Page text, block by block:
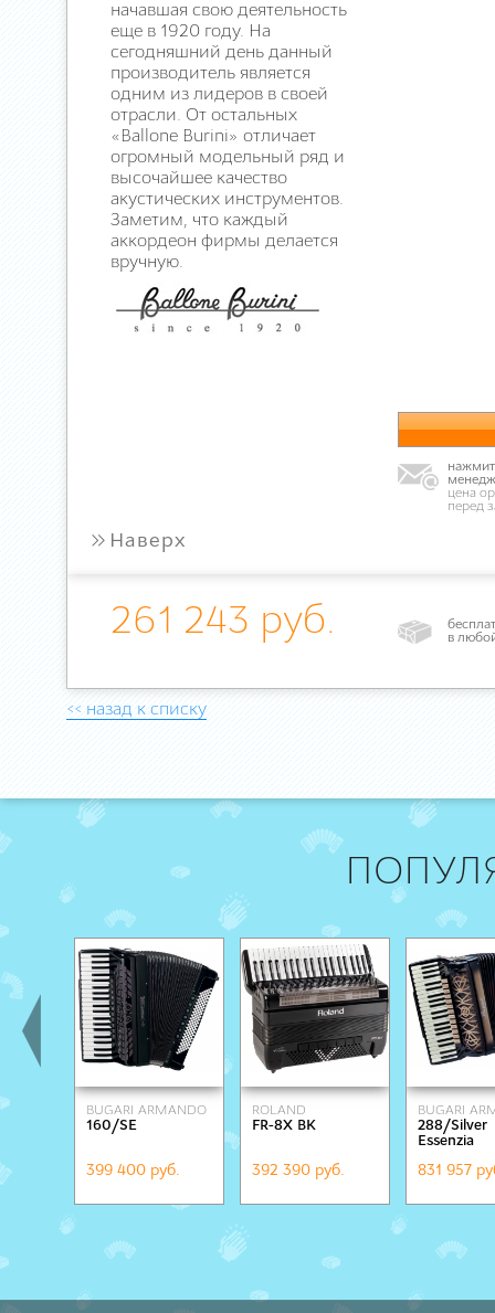
начавшая свою деятельность
еще в 1920 году. На
сегодняшний день данный
производитель является
одним из лидеров в своей
отрасли. От остальных
«Ballone Burini» отличает
огромный модельный ряд и
высочайшее качество
акустических инструментов.
Заметим, что каждый
аккордеон фирмы делается
вручную.
цена
перед
» Наверх
261 243 руб.
в
<< назад к списку
BUGARI ARMANDO
160/SE
399 400 руб.
ROLAND
FR-8X BK
392 390 руб.
BUGARI
288/Silver
Essenzia
831 957